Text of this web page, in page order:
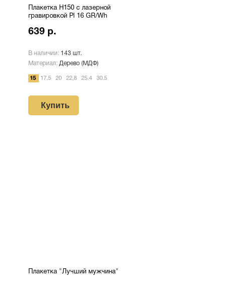
Плакетка H150 с лазерной
гравировкой Pl 16 GR/Wh
639 р.
В наличии: 143 шт.
Материал: Дерево (МДФ)
15 17.5 20 22,8 25.4 30.5
Купить
Плакетка "Лучший мужчина"